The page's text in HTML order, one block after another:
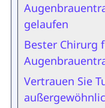
gelaufen
Bester Chirurg
Vertrauen Sie